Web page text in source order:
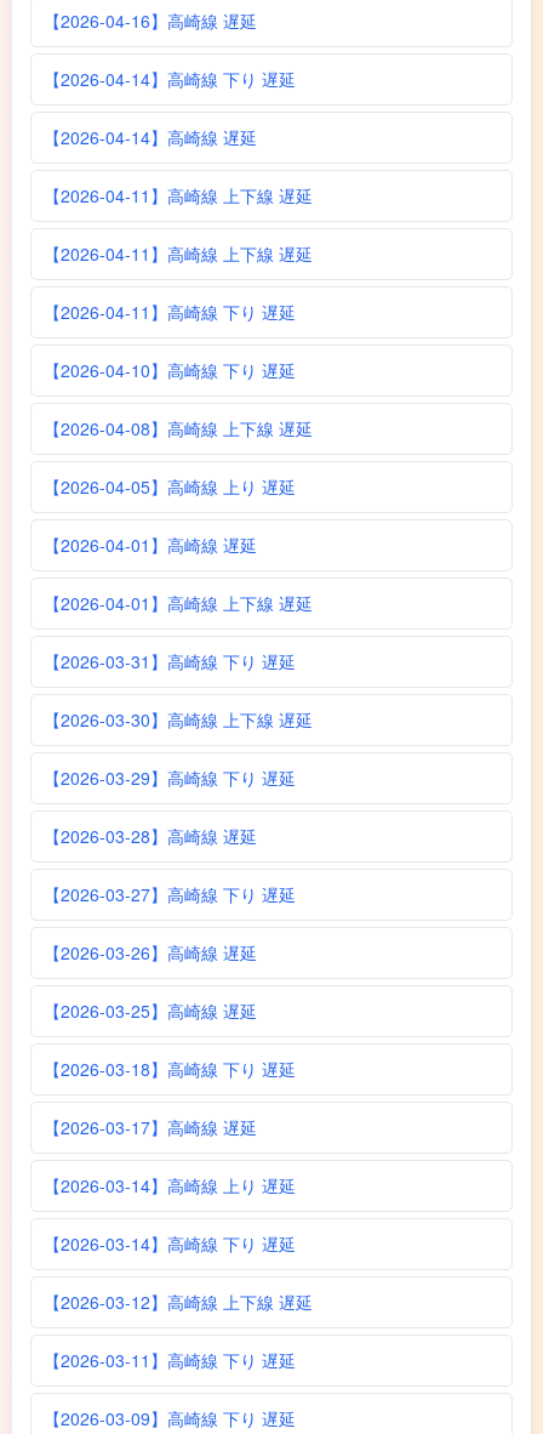
【2026-04-16】高崎線 遅延
【2026-04-14】高崎線 下り 遅延
【2026-04-14】高崎線 遅延
【2026-04-11】高崎線 上下線 遅延
【2026-04-11】高崎線 上下線 遅延
【2026-04-11】高崎線 下り 遅延
【2026-04-10】高崎線 下り 遅延
【2026-04-08】高崎線 上下線 遅延
【2026-04-05】高崎線 上り 遅延
【2026-04-01】高崎線 遅延
【2026-04-01】高崎線 上下線 遅延
【2026-03-31】高崎線 下り 遅延
【2026-03-30】高崎線 上下線 遅延
【2026-03-29】高崎線 下り 遅延
【2026-03-28】高崎線 遅延
【2026-03-27】高崎線 下り 遅延
【2026-03-26】高崎線 遅延
【2026-03-25】高崎線 遅延
【2026-03-18】高崎線 下り 遅延
【2026-03-17】高崎線 遅延
【2026-03-14】高崎線 上り 遅延
【2026-03-14】高崎線 下り 遅延
【2026-03-12】高崎線 上下線 遅延
【2026-03-11】高崎線 下り 遅延
【2026-03-09】高崎線 下り 遅延